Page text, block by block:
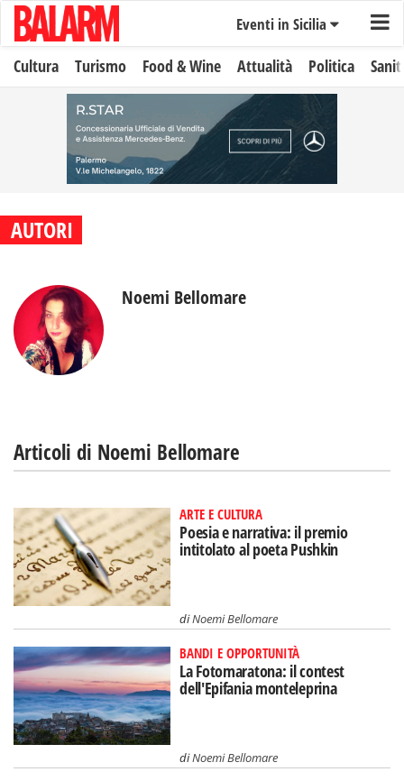
Eventi in Sicilia
Cultura Turismo Food & Wine Attualità Politica
AUTORI
Noemi Bellomare
Articoli di Noemi Bellomare
ARTE E CULTURA
Poesia e narrativa: il premio
intitolato al poeta Pushkin
diNoemi Bellomare
BANDI E OPPORTUNITÀ
La Fotomaratona: il contest
dell'Epifania monteleprina
diNoemi Bellomare